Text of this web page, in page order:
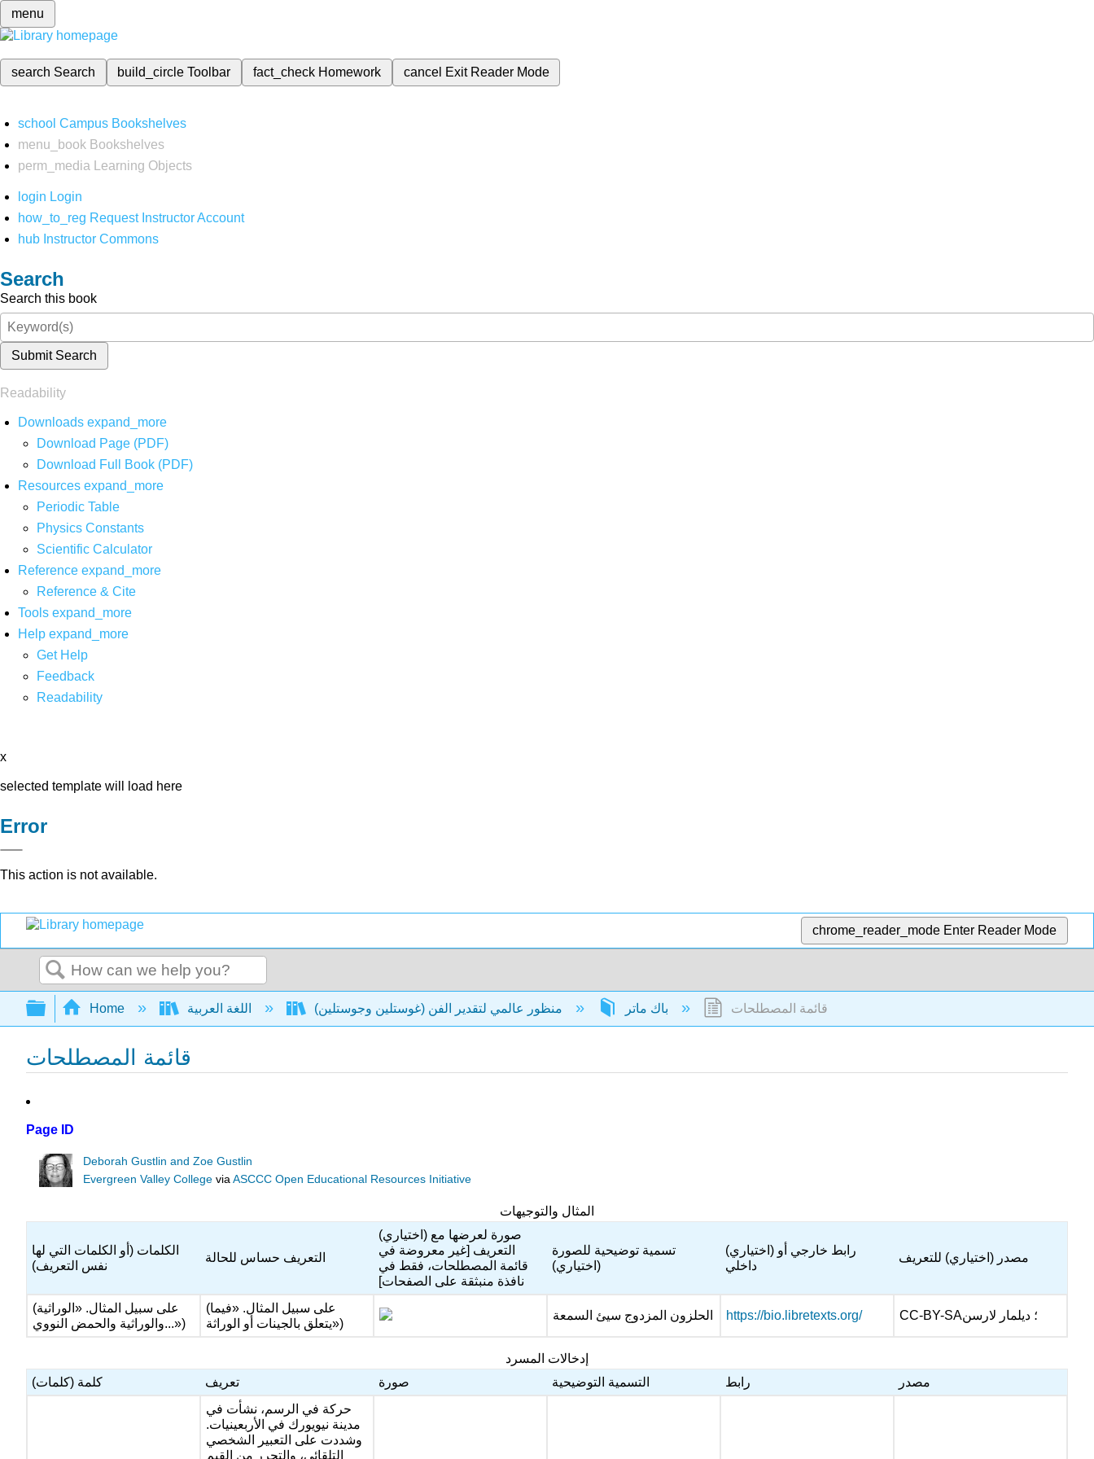
menu
search Search build_circleToolbar fact_check Homework cancel Exit Reader Mode
school Campus Bookshelves
menu_book Bookshelves
perm_media
Learning Objects
login Login
how_to_reg Request Instructor Account
hub Instructor Commons
Search
Search this book
Submit Search
Readability
Downloads expand_more
Download Page (PDF)
Download Full Book (PDF)
Resources expand_more
Periodic Table
Physics Constants
Scientific Calculator
Reference expand_more
Reference & Cite
Tools expand_more
Help expand_more
Get Help
Feedback
Readability
x
selected template will load here
Error
This action is not available.
chrome_reader_mode Enter Reader Mode
Search
Expand/collapse global hierarchy
Home قائمة المصطلحات
قائمة المصطلحات
Page ID
Deborah Gustlin and Zoe Gustlin
Evergreen Valley College viaASCCC Open Educational Resources Initiative
المثال والتوجيهات
الكلمات (أو الكلمات التي لها
نفس التعريف)
التعريف حساس للحالة
(اختياري) صورة لعرضها مع
التعريف [غير معروضة في
قائمة المصطلحات، فقط في
نافذة منبثقة على الصفحات]
تسمية توضيحية للصورة
(اختياري)
(اختياري) رابط خارجي أو
داخلي
مصدر (اختياري) للتعريف
(على سبيل المثال. «الوراثية
والوراثية والحمض النووي...»)
(على سبيل المثال. «فيما
يتعلق بالجينات أو الوراثة»)
الحلزون المزدوج سيئ السمعة https://bio.libretexts.org/ CC-BY-SA؛ ديلمار لارسن
إدخالات المسرد
كلمة (كلمات)
تعريف صورة التسمية التوضيحية رابط
مصدر
حركة في الرسم، نشأت في
مدينة نيويورك في الأربعينيات.
وشددت على التعبير الشخصي
التلقائي، والتحرر من القيم